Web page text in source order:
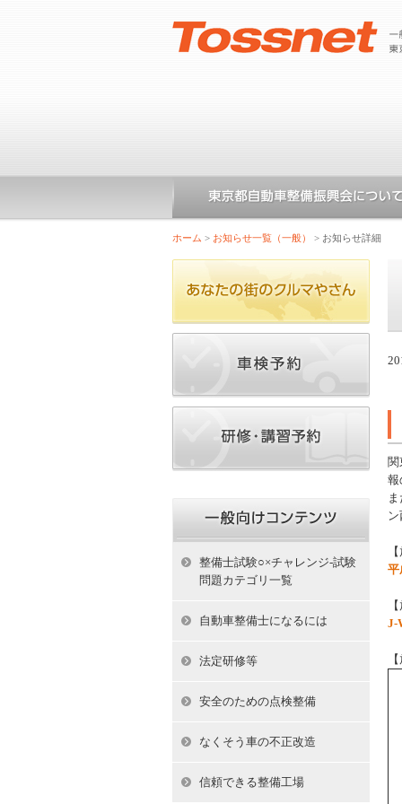
ホーム > お知らせ一覧（一般） > お知らせ詳細
報
平
J-
整備士試験○×チャレンジ-試験
問題カテゴリ一覧
自動車整備士になるには
法定研修等
安全のための点検整備
なくそう車の不正改造
信頼できる整備工場